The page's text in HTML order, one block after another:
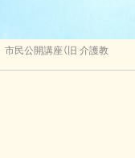
市民公開講座（旧 介護教